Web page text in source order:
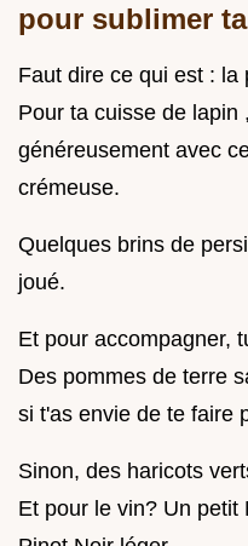
pour sublimer ta
Faut dire ce qui est : la
Pour ta cuisse de lapin
généreusement avec
crémeuse.
Quelques brins de
joué.
Et pour accompagner,
Des pommes de terre
si t'as envie de te faire
Sinon, des haricots
Et pour le vin? Un petit